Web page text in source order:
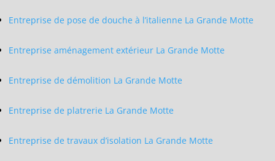
Entreprise de pose de douche à l’italienne La Grande Motte
Entreprise aménagement extérieur La Grande Motte
Entreprise de démolition La Grande Motte
Entreprise de platrerie La Grande Motte
Entreprise de travaux d’isolation La Grande Motte